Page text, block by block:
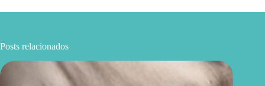
Posts relacionados